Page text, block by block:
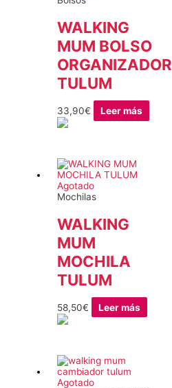
WALKING
MUM BOLSO
ORGANIZADOR
TULUM
33,90€ Leer más
Agotado
Mochilas
WALKING
MUM
MOCHILA
TULUM
58,50€ Leer más
Agotado